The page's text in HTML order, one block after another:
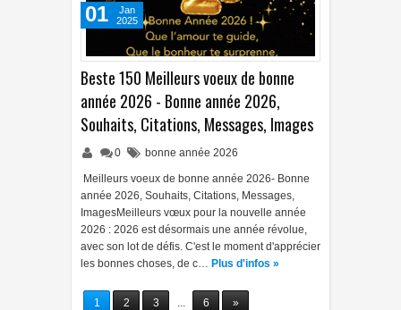
Beste 150 Meilleurs voeux de bonne
année 2026 - Bonne année 2026,
Souhaits, Citations, Messages, Images
0 bonne année 2026
Meilleurs voeux de bonne année 2026- Bonne
année 2026, Souhaits, Citations, Messages,
ImagesMeilleurs vœux pour la nouvelle année
2026 : 2026 est désormais une année révolue,
avec son lot de défis. C'est le moment d'apprécier
les bonnes choses, de c… Plus d'infos »
01
Jan
2025
1 2 3 ... 6 »